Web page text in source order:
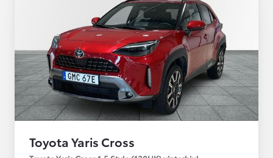
Toyota Yaris Cross